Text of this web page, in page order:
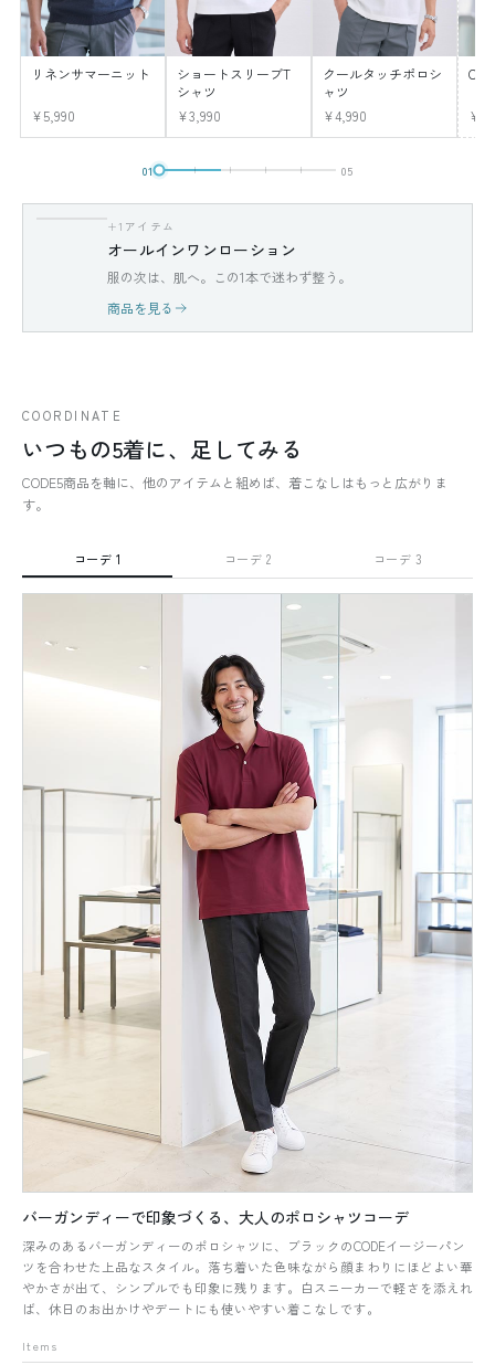
リネンサマーニット
¥5,990
ショートスリーブT
シャツ
¥3,990
クールタッチポロシ
ャツ
¥4,990
01 05
+1アイテム
オールインワンローション
服の次は、肌へ。この1本で迷わず整う。
商品を見る
COORDINATE
いつもの5着に、足してみる
CODE5商品を軸に、他のアイテムと組めば、着こなしはもっと広がりま
す。
コーデ 1 コーデ 2 コーデ 3
バーガンディーで印象づくる、大人のポロシャツコーデ
深みのあるバーガンディーのポロシャツに、ブラックのCODEイージーパン
ツを合わせた上品なスタイル。落ち着いた色味ながら顔まわりにほどよい華
やかさが出て、シンプルでも印象に残ります。白スニーカーで軽さを添えれ
ば、休日のお出かけやデートにも使いやすい着こなしです。
Items